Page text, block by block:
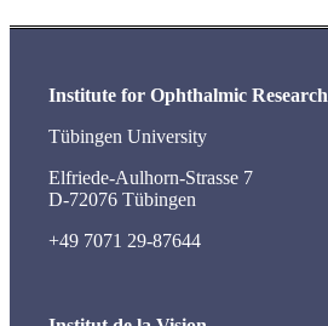
Institute for Ophthalmic Research
Tübingen University
Elfriede-Aulhorn-Strasse 7
D-72076 Tübingen
+49 7071 29-87644